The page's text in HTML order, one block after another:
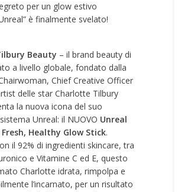
per un glow estivo
è finalmente svelato!
Beauty – il brand beauty di
a livello globale, fondato dalla
Chief Creative Officer
delle star Charlotte Tilbury
la nuova icona del suo
Unreal: il NUOVO Unreal
Fresh, Healthy Glow Stick.
il 92% di ingredienti skincare, tra
e Vitamine C ed E, questo
Charlotte idrata, rimpolpa e
l’incarnato, per un risultato